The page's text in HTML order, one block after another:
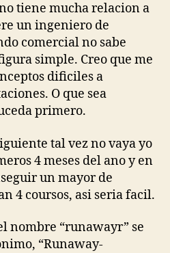
tiene mucha relacion a
un ingeniero de
comercial no sabe
simple. Creo que me
dificiles a
O que sea
primero.
tal vez no vaya yo
4 meses del ano y en
un mayor de
4 coursos, asi seria facil.
nombre “runawayr” se
“Runaway-